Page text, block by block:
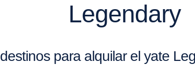
Legendary
para alquilar el yate